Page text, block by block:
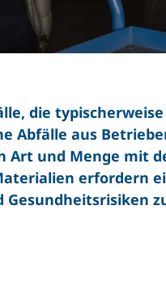
die
Abfälle aus
Art und Menge mit
erfordern